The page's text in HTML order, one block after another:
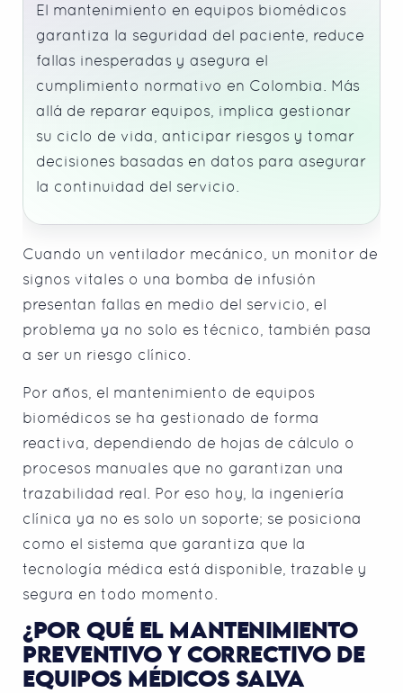
El mantenimiento en equipos biomédicos
garantiza la seguridad del paciente, reduce
fallas inesperadas y asegura el
cumplimiento normativo en Colombia. Más
allá de reparar equipos, implica gestionar
su ciclo de vida, anticipar riesgos y tomar
decisiones basadas en datos para asegurar
la continuidad del servicio.
Cuando un ventilador mecánico, un monitor de
signos vitales o una bomba de infusión
presentan fallas en medio del servicio, el
problema ya no solo es técnico, también pasa
a ser un riesgo clínico.
Por años, el mantenimiento de equipos
biomédicos se ha gestionado de forma
reactiva, dependiendo de hojas de cálculo o
procesos manuales que no garantizan una
trazabilidad real. Por eso hoy, la ingeniería
clínica ya no es solo un soporte; se posiciona
como el sistema que garantiza que la
tecnología médica está disponible, trazable y
segura en todo momento.
¿POR QUÉ EL MANTENIMIENTO
PREVENTIVO Y CORRECTIVO DE
EQUIPOS MÉDICOS SALVA